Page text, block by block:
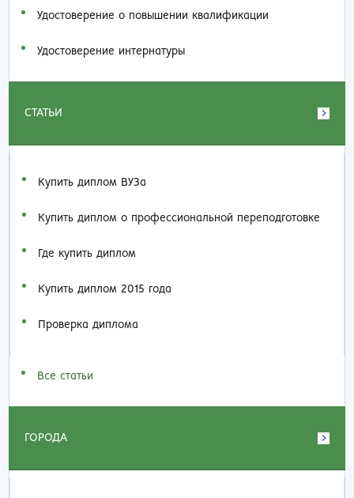
Удостоверение о повышении квалификации
Удостоверение интернатуры
СТАТЬИ
Купить диплом ВУЗа
Купить диплом о профессиональной переподготовке
Где купить диплом
Купить диплом 2015 года
Проверка диплома
Все статьи
ГОРОДА